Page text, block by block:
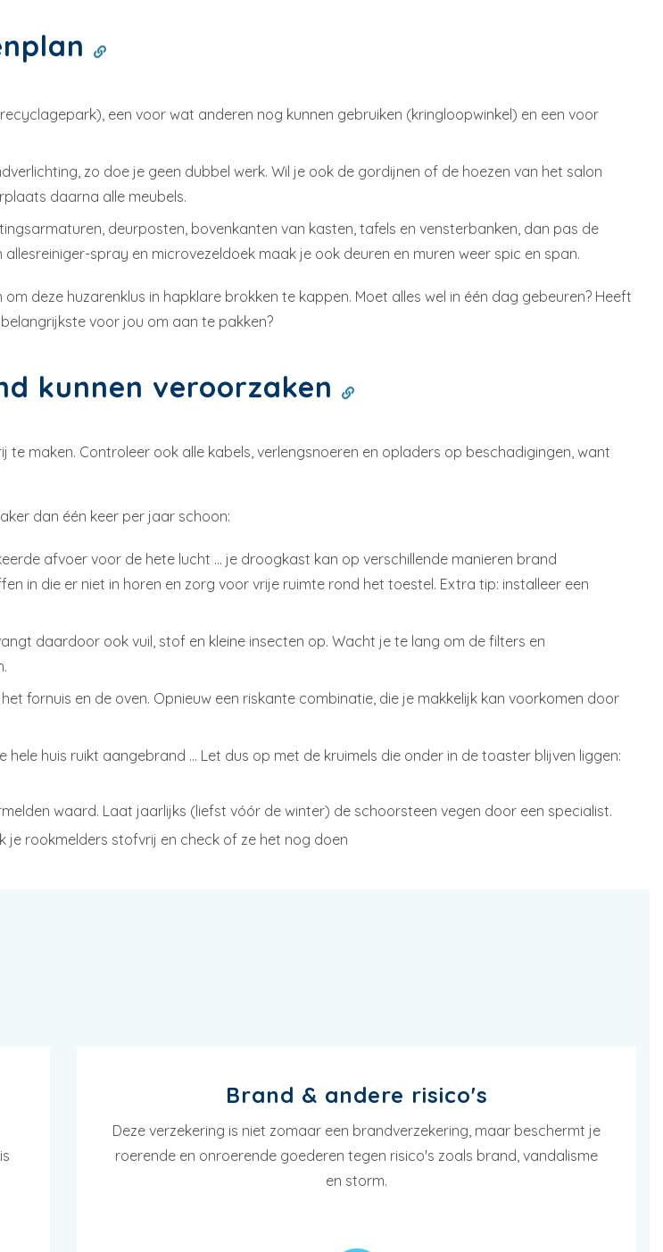
een voor wat anderen nog kunnen gebruiken (kringloopwinkel) en een voor
zo doe je geen dubbel werk. Wil je ook de gordijnen of de hoezen van het salon
daarna alle meubels.
deurposten, bovenkanten van kasten, tafels en vensterbanken, dan pas de
spray en microvezeldoek maak je ook deuren en muren weer spic en span.
deze huzarenklus in hapklare brokken te kappen. Moet alles wel in één dag gebeuren? Heeft
voor jou om aan te pakken?
kunnen veroorzaken
maken. Controleer ook alle kabels, verlengsnoeren en opladers op beschadigingen, want
dan één keer per jaar schoon:
afvoer voor de hete lucht … je droogkast kan op verschillende manieren brand
in die er niet in horen en zorg voor vrije ruimte rond het toestel. Extra tip: installeer een
daardoor ook vuil, stof en kleine insecten op. Wacht je te lang om de filters en
fornuis en de oven. Opnieuw een riskante combinatie, die je makkelijk kan voorkomen door
huis ruikt aangebrand … Let dus op met de kruimels die onder in de toaster blijven liggen:
waard. Laat jaarlijks (liefst vóór de winter) de schoorsteen vegen door een specialist.
je rookmelders stofvrij en check of ze het nog doen
Brand & andere risico's
Deze verzekering is niet zomaar een brandverzekering, maar beschermt je
roerende en onroerende goederen tegen risico's zoals brand, vandalisme
en storm.